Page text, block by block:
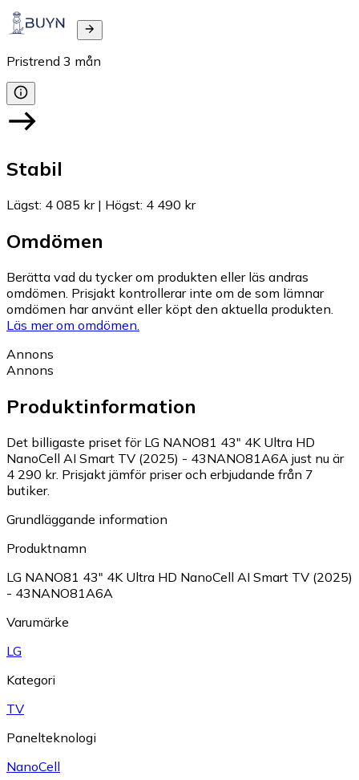
Pristrend 3 mån
Stabil
Lägst: 4 085 kr| Högst: 4 490 kr
Omdömen
Berätta vad du tycker om produkten eller läs andras
omdömen. Prisjakt kontrollerar inte om de som lämnar
omdömen har använt eller köpt den aktuella produkten.
Läs mer om omdömen.
Annons
Annons
Produktinformation
Det billigaste priset för LG NANO81 43" 4K Ultra HD
NanoCell AI Smart TV (2025) - 43NANO81A6A just nu är
4 290 kr. Prisjakt jämför priser och erbjudande från 7
butiker.
Grundläggande information
Produktnamn
LG NANO81 43" 4K Ultra HD NanoCell AI Smart TV (2025)
- 43NANO81A6A
Varumärke
LG
Kategori
TV
Panelteknologi
NanoCell